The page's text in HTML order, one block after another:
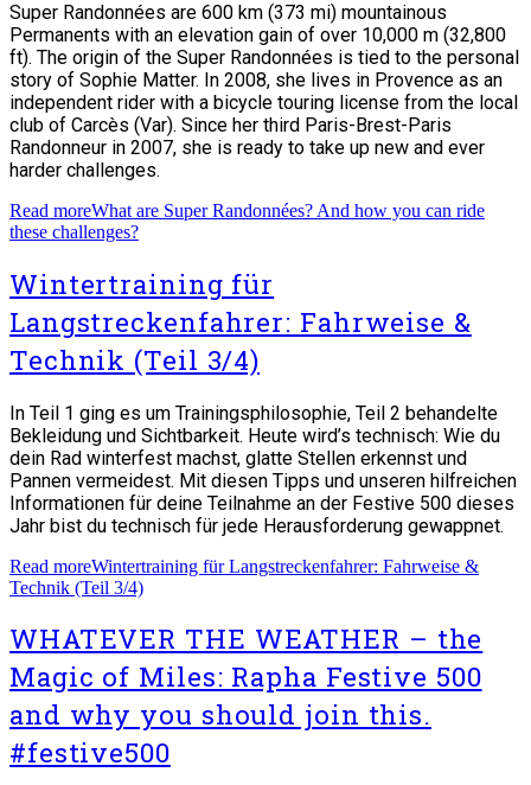
Super Randonnées are 600 km (373 mi) mountainous
Permanents with an elevation gain of over 10,000 m (32,800
ft). The origin of the Super Randonnées is tied to the personal
story of Sophie Matter. In 2008, she lives in Provence as an
independent rider with a bicycle touring license from the local
club of Carcès (Var). Since her third Paris-Brest-Paris
Randonneur in 2007, she is ready to take up new and ever
harder challenges.
Read moreWhat are Super Randonnées? And how you can ride
these challenges?
Wintertraining für
Langstreckenfahrer: Fahrweise &
Technik (Teil 3/4)
In Teil 1 ging es um Trainingsphilosophie, Teil 2 behandelte
Bekleidung und Sichtbarkeit. Heute wird’s technisch: Wie du
dein Rad winterfest machst, glatte Stellen erkennst und
Pannen vermeidest. Mit diesen Tipps und unseren hilfreichen
Informationen für deine Teilnahme an der Festive 500 dieses
Jahr bist du technisch für jede Herausforderung gewappnet.
Read moreWintertraining für Langstreckenfahrer: Fahrweise &
Technik (Teil 3/4)
WHATEVER THE WEATHER – the
Magic of Miles: Rapha Festive 500
and why you should join this.
#festive500